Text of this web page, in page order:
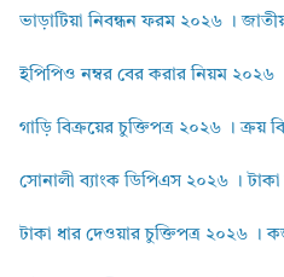
ভাড়াটিয়া নিবন্ধন ফরম ২০২৬ ।
ইপিপিও নম্বর বের করার নিয়ম
গাড়ি বিক্রয়ের চুক্তিপত্র ২০২৬ । ক্রয়
সোনালী ব্যাংক ডিপিএস ২০২৬ ।
টাকা ধার দেওয়ার চুক্তিপত্র ২০২৬ ।